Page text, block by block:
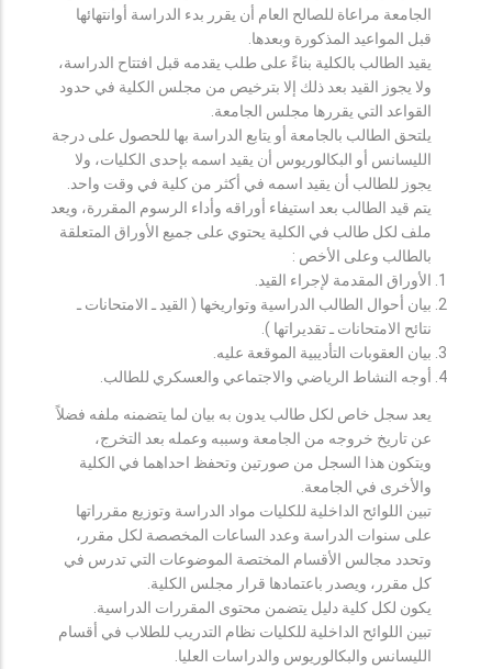
الجامعة مراعاة للصالح العام أن يقرر بدء الدراسة أوانتهائها
قبل المواعيد المذكورة وبعدها.
يقيد الطالب بالكلية بناءً على طلب يقدمه قبل افتتاح الدراسة،
ولا يجوز القيد بعد ذلك إلا بترخيص من مجلس الكلية في حدود
القواعد التي يقررها مجلس الجامعة.
يلتحق الطالب بالجامعة أو يتابع الدراسة بها للحصول على درجة
الليسانس أو البكالوريوس أن يقيد اسمه بإحدى الكليات، ولا
يجوز للطالب أن يقيد اسمه في أكثر من كلية في وقت واحد.
يتم قيد الطالب بعد استيفاء أوراقه وأداء الرسوم المقررة، ويعد
ملف لكل طالب في الكلية يحتوي على جميع الأوراق المتعلقة
بالطالب وعلى الأخص :
الأوراق المقدمة لإجراء القيد.
بيان أحوال الطالب الدراسية وتواريخها ( القيد ـ الامتحانات ـ
نتائح الامتحانات ـ تقديراتها ).
بيان العقوبات التأديبية الموقعة عليه.
أوجه النشاط الرياضي والاجتماعي والعسكري للطالب.
يعد سجل خاص لكل طالب يدون به بيان لما يتضمنه ملفه فضلاً
عن تاريخ خروجه من الجامعة وسببه وعمله بعد التخرج،
ويتكون هذا السجل من صورتين وتحفظ احداهما في الكلية
والأخرى في الجامعة.
تبين اللوائح الداخلية للكليات مواد الدراسة وتوزيع مقرراتها
على سنوات الدراسة وعدد الساعات المخصصة لكل مقرر،
وتحدد مجالس الأقسام المختصة الموضوعات التي تدرس في
كل مقرر، ويصدر باعتمادها قرار مجلس الكلية.
يكون لكل كلية دليل يتضمن محتوى المقررات الدراسية.
تبين اللوائح الداخلية للكليات نظام التدريب للطلاب في أقسام
الليسانس والبكالوريوس والدراسات العليا.